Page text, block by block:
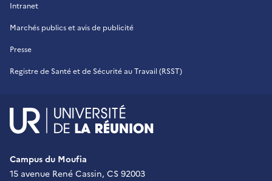
Intranet
Marchés publics et avis de publicité
Presse
Registre de Santé et de Sécurité au Travail (RSST)
Campus du Moufia
15 avenue René Cassin, CS 92003